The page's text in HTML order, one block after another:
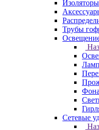
Изоляторы
Трубы
Сетевые